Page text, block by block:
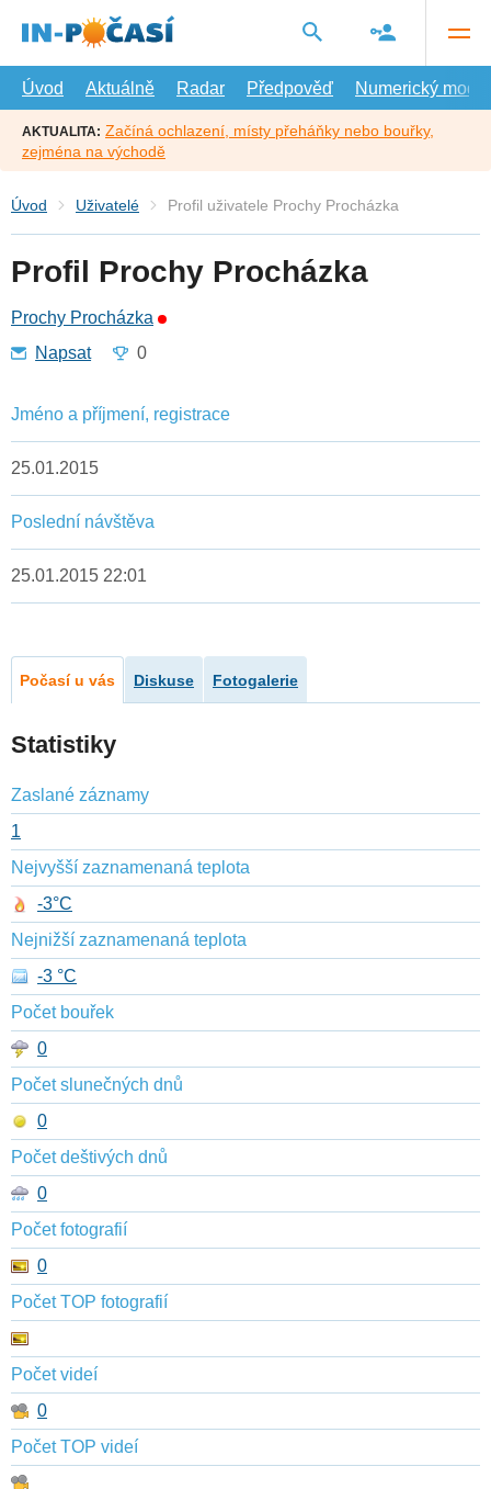
hlavní
Úvod
Aktuálně Radar Předpověď Numerický model
AKTUALITA: Začíná ochlazení, místy přeháňky nebo bouřky,
zejména na východě
Úvod Uživatelé Profil uživatele Prochy Procházka
Profil Prochy Procházka
Prochy Procházka
Napsat
0
Jméno a příjmení, registrace
25.01.2015
Poslední návštěva
25.01.2015 22:01
Počasí u vás Diskuse Fotogalerie
Statistiky
Zaslané záznamy
1
Nejvyšší zaznamenaná teplota
-3°C
Nejnižší zaznamenaná teplota
-3 °C
Počet bouřek
0
Počet slunečných dnů
0
Počet deštivých dnů
0
Počet fotografií
0
Počet TOP fotografií
Počet videí
0
Počet TOP videí